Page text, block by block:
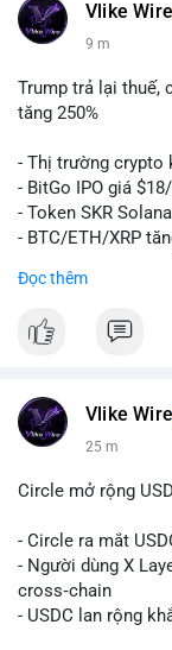
Vlike Wire
9 m
Trump trả lại thuế,
tăng 250%
- Thị trường crypto
- BitGo IPO giá
- Token SKR
- BTC/ETH/XRP
- US Senates
- Nga công nhận
$btc#btc$eth
📰 Nguồn: Decrypt
Đọc thêm
Vlike Wire
25 m
Circle mở rộng
- Circle ra mắt
- Người dùng X
cross‑chain
- USDC lan rộng